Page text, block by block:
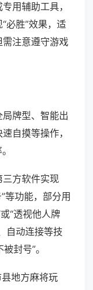
用辅助工具，
必胜”效果，适
注意遵守游戏
牌型、智能出
自摸等操作，
三方软件实现
等功能，部分用
“透视他人牌
自动连接等技
封号”。
地方麻将玩